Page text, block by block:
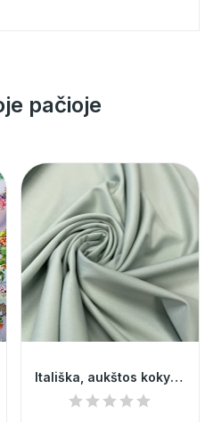
pačioje
Itališka, aukštos kokybes salotinė kostiumine...